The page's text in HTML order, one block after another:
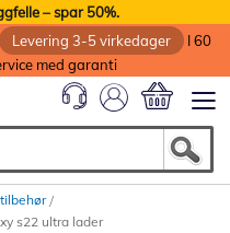
– spar 50%.
Levering 3-5 virkedager
I 60
med garanti
s22 ultra lader